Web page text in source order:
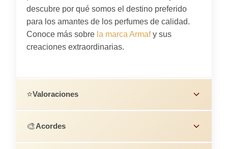
descubre por qué somos el destino preferido
para los amantes de los perfumes de calidad.
Conoce más sobre la marca Armafy sus
creaciones extraordinarias.
⭐Valoraciones
🎨Acordes